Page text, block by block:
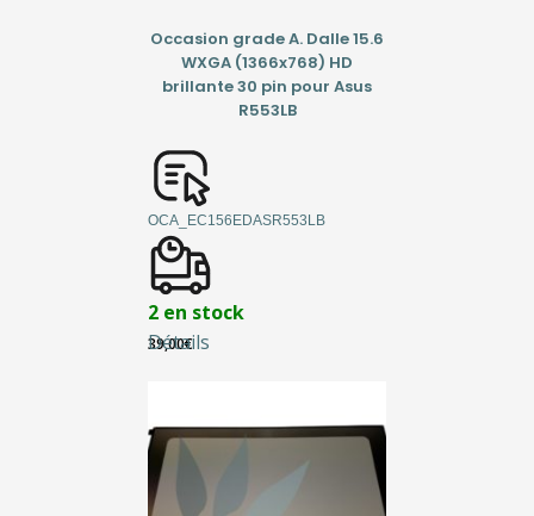
Détails
Occasion grade A. Dalle 15.6
WXGA (1366x768) HD
brillante 30 pin pour Asus
R553LB
OCA_EC156EDASR553LB
2 en stock
39,00€